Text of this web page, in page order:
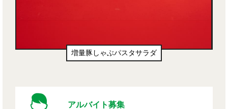
増量豚しゃぶパスタサラダ
アルバイト募集